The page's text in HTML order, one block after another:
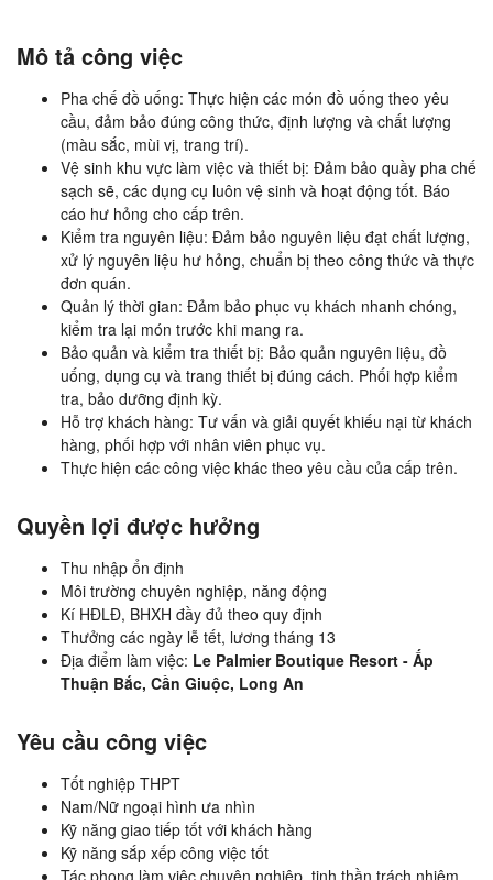
Mô tả công việc
Pha chế đồ uống: Thực hiện các món đồ uống theo yêu
cầu, đảm bảo đúng công thức, định lượng và chất lượng
(màu sắc, mùi vị, trang trí).
Vệ sinh khu vực làm việc và thiết bị: Đảm bảo quầy pha chế
sạch sẽ, các dụng cụ luôn vệ sinh và hoạt động tốt. Báo
cáo hư hỏng cho cấp trên.
Kiểm tra nguyên liệu: Đảm bảo nguyên liệu đạt chất lượng,
xử lý nguyên liệu hư hỏng, chuẩn bị theo công thức và thực
đơn quán.
Quản lý thời gian: Đảm bảo phục vụ khách nhanh chóng,
kiểm tra lại món trước khi mang ra.
Bảo quản và kiểm tra thiết bị: Bảo quản nguyên liệu, đồ
uống, dụng cụ và trang thiết bị đúng cách. Phối hợp kiểm
tra, bảo dưỡng định kỳ.
Hỗ trợ khách hàng: Tư vấn và giải quyết khiếu nại từ khách
hàng, phối hợp với nhân viên phục vụ.
Thực hiện các công việc khác theo yêu cầu của cấp trên.
Quyền lợi được hưởng
Thu nhập ổn định
Môi trường chuyên nghiệp, năng động
Kí HĐLĐ, BHXH đầy đủ theo quy định
Thưởng các ngày lễ tết, lương tháng 13
Địa điểm làm việc: Le Palmier Boutique Resort - Ấp
Thuận Bắc, Cần Giuộc, Long An
Yêu cầu công việc
Tốt nghiệp THPT
Nam/Nữ ngoại hình ưa nhìn
Kỹ năng giao tiếp tốt với khách hàng
Kỹ năng sắp xếp công việc tốt